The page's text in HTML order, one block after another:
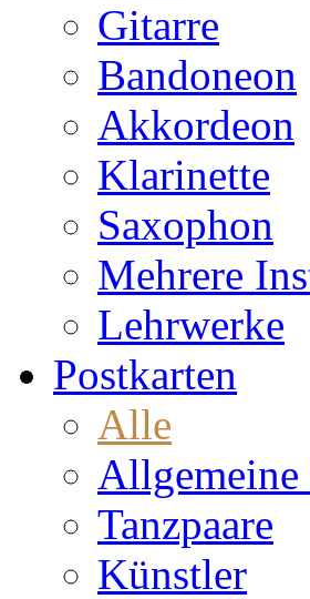
Gitarre
Bandoneon
Akkordeon
Klarinette
Saxophon
Mehrere
Lehrwerke
Postkarten
Alle
Tanzpaare
Künstler